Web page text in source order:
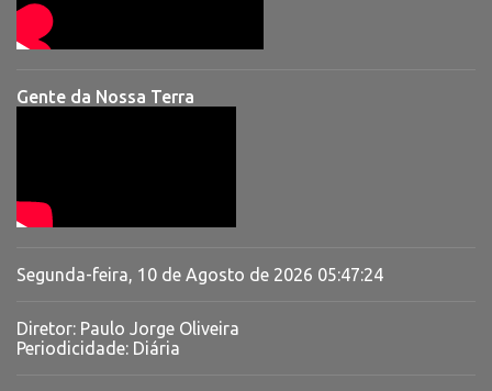
Gente da Nossa Terra
Segunda-feira, 10 de Agosto de 2026 05:47:25
Diretor: Paulo Jorge Oliveira
Periodicidade: Diária